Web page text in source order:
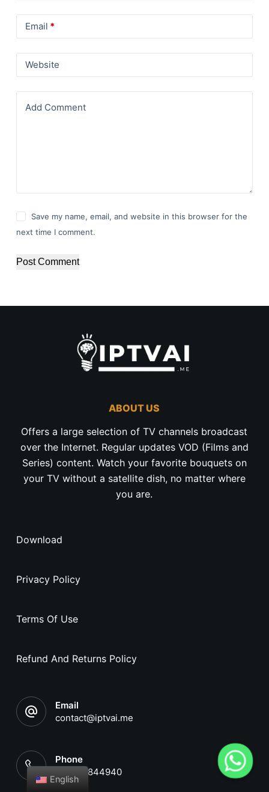
Email *
Website
Add Comment
Save my name, email, and website in this browser for the
next time I comment.
Post Comment
ABOUT US
Offers a large selection of TV channels broadcast
over the Internet. Regular updates VOD (Films and
Series) content. Watch your favorite bouquets on
your TV without a satellite dish, no matter where
you are.
Download
Privacy Policy
Terms Of Use
Refund And Returns Policy
Email
contact@iptvai.me
Phone
+18654844940
English